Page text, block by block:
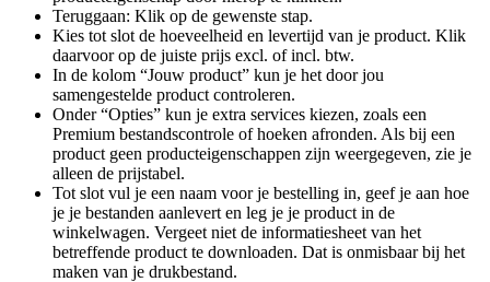
Teruggaan: Klik op de gewenste stap.
Kies tot slot de hoeveelheid en levertijd van je product. Klik
daarvoor op de juiste prijs excl. of incl. btw.
In de kolom “Jouw product” kun je het door jou
samengestelde product controleren.
Onder “Opties” kun je extra services kiezen, zoals een
Premium bestandscontrole of hoeken afronden. Als bij een
product geen producteigenschappen zijn weergegeven, zie je
alleen de prijstabel.
Tot slot vul je een naam voor je bestelling in, geef je aan hoe
je je bestanden aanlevert en leg je je product in de
winkelwagen. Vergeet niet de informatiesheet van het
betreffende product te downloaden. Dat is onmisbaar bij het
maken van je drukbestand.